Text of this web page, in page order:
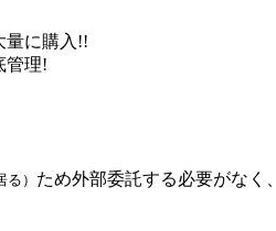
量に購入!!
管理!
る） ため外部委託する必要がなく、